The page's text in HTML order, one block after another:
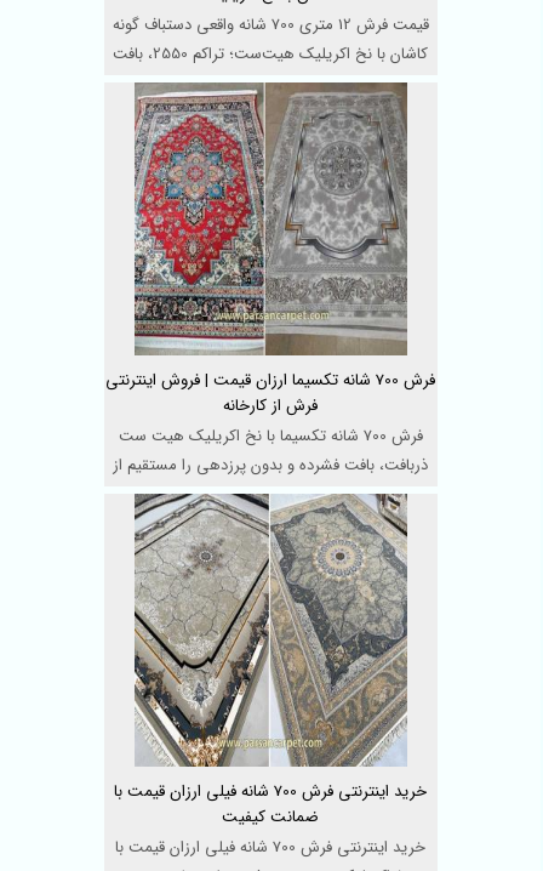
قیمت فرش 12 متری 700 شانه واقعی دستباف گونه
کاشان با نخ اکریلیک هیت‌ست؛ تراکم 2550، بافت
HCP، د ...
فرش 700 شانه تکسیما ارزان قیمت | فروش اینترنتی
فرش از کارخانه
فرش 700 شانه تکسیما با نخ اکریلیک هیت ست
ذربافت، بافت فشرده و بدون پرزدهی را مستقیم از
کارخانه بخرید ...
خرید اینترنتی فرش 700 شانه فیلی ارزان قیمت با
ضمانت کیفیت
خرید اینترنتی فرش 700 شانه فیلی ارزان قیمت با